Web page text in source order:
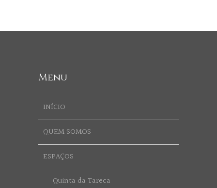
Menu
INÍCIO
QUEM SOMOS
ESPAÇOS
Quinta da Tareca